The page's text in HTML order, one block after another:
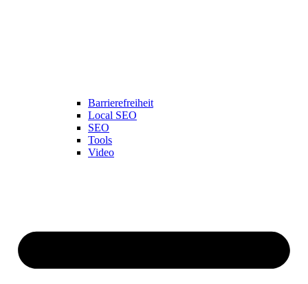
Barrierefreiheit
Local SEO
SEO
Tools
Video